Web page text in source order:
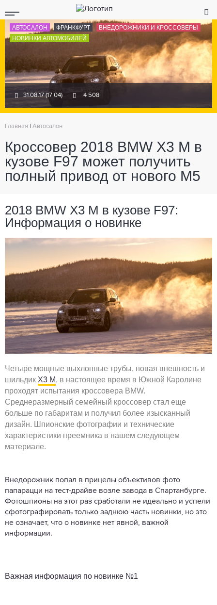
АВТОСАЛОН ФРАНКФУРТ
ВНЕДОРОЖНИКИ И КРОССОВЕРЫ
НОВИНКИ АВТОМОБИЛЕЙ
31.08.17 (17:04) 4 508
Главная Автосалон
Кроссовер 2018 BMW X3 M в
кузове F97 может получить
полный привод от нового M5
2018 BMW X3 M в кузове F97:
Информация о новинке
Четыре мощные выхлопные трубы, новая внешность и
шильдик X3 M, в настоящее время в Южной Каролине
проходят испытания кроссовера BMW.
Среднеразмерный семейный кроссовер стал еще
больше по габаритам и получил более изысканный
дизайн. Шпионские фотографии и технические
характеристики преемника в нашем следующем
материале.
Внедорожник попал в прицелы объективов фото
папарацци на тест-драйве возле завода в Спартанбурге.
Фотошпионы на этот раз сработали не идеально и успели
сфотографировать только заднюю часть новинки, но это
не означает, что о новинке нет явной, важной
информации.
Важная информация по новинке №1